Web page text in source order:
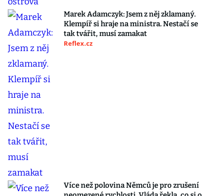
Marek Adamczyk: Jsem z něj zklamaný.
Klempíř si hraje na ministra. Nestačí se
tak tvářit, musí zamakat
Reflex.cz
Více než polovina Němců je pro zrušení